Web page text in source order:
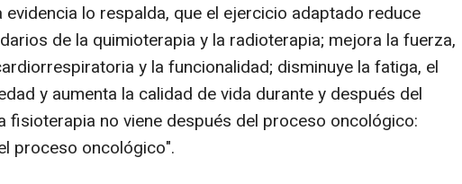
evidencia lo respalda, que el ejercicio adaptado reduce
de la quimioterapia y la radioterapia; mejora la fuerza,
y la funcionalidad; disminuye la fatiga, el
y aumenta la calidad de vida durante y después del
fisioterapia no viene después del proceso oncológico:
proceso oncológico".